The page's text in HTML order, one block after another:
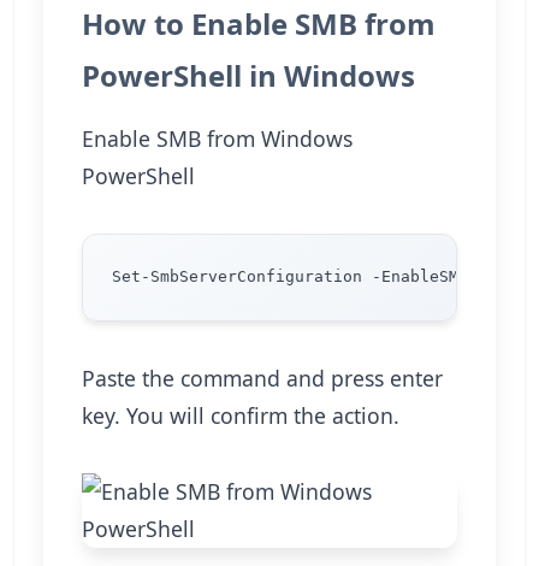
How to Enable SMB from
PowerShell in Windows
Enable SMB from Windows
PowerShell
Paste the command and press enter
key. You will confirm the action.